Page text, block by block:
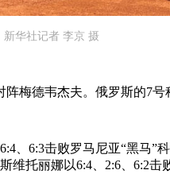
新华社记者 李京 摄
梅德韦杰夫。俄罗斯的7
、6:3击败罗马尼亚“黑马
维托丽娜以6:4、2:6、6:2击